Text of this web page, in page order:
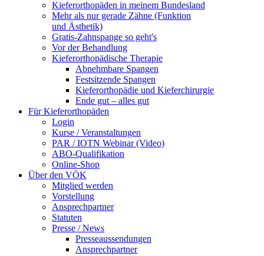
Kieferorthopäden in meinem Bundesland
Mehr als nur gerade Zähne (Funktion
und Ästhetik)
Gratis-Zahnspange so geht's
Vor der Behandlung
Kieferorthopädische Therapie
Abnehmbare Spangen
Festsitzende Spangen
Kieferorthopädie und Kieferchirurgie
Ende gut – alles gut
Für Kieferorthopäden
Login
Kurse / Veranstaltungen
PAR / IOTN Webinar (Video)
ABO-Qualifikation
Online-Shop
Über den VÖK
Mitglied werden
Vorstellung
Ansprechpartner
Statuten
Presse / News
Presseaussendungen
Ansprechpartner